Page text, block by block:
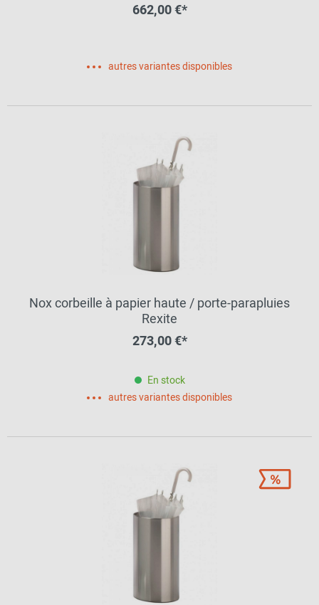
662,00 €*
autres variantes disponibles
Nox corbeille à papier haute / porte-parapluies
Rexite
273,00 €*
En stock
autres variantes disponibles